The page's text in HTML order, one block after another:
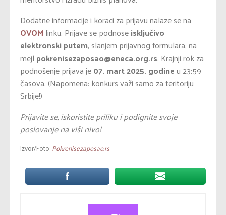
Dodatne informacije i koraci za prijavu nalaze se na
OVOM linku. Prijave se podnoseisključivo
elektronski putem, slanjem prijavnog formulara, na
mejl pokrenisezaposao@eneca.org.rs. Krajnji rok za
podnošenje prijava je07. mart 2025. godineu 23:59
časova. (Napomena: konkurs važi samo za teritoriju
Srbije!)
Prijavite se, iskoristite priliku i podignite svoje
poslovanje na viši nivo!
Izvor/Foto:Pokrenisezaposao.rs